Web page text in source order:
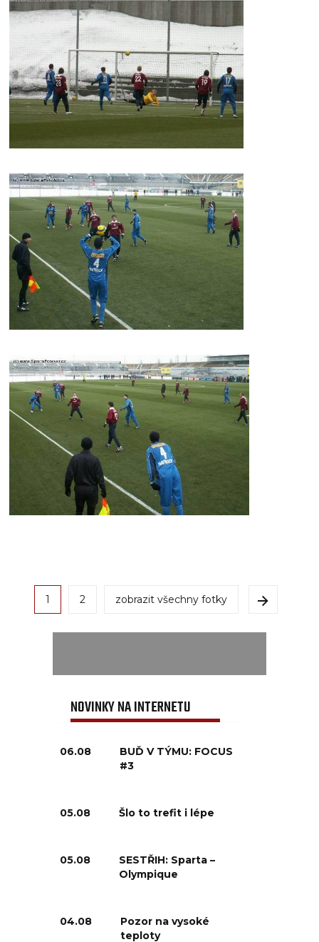
1 2 zobrazit všechny fotky
NOVINKY NA INTERNETU
06.08
BUĎ V TÝMU: FOCUS
#3
05.08 Šlo to trefit i lépe
05.08
SESTŘIH: Sparta –
Olympique
04.08
Pozor na vysoké
teploty